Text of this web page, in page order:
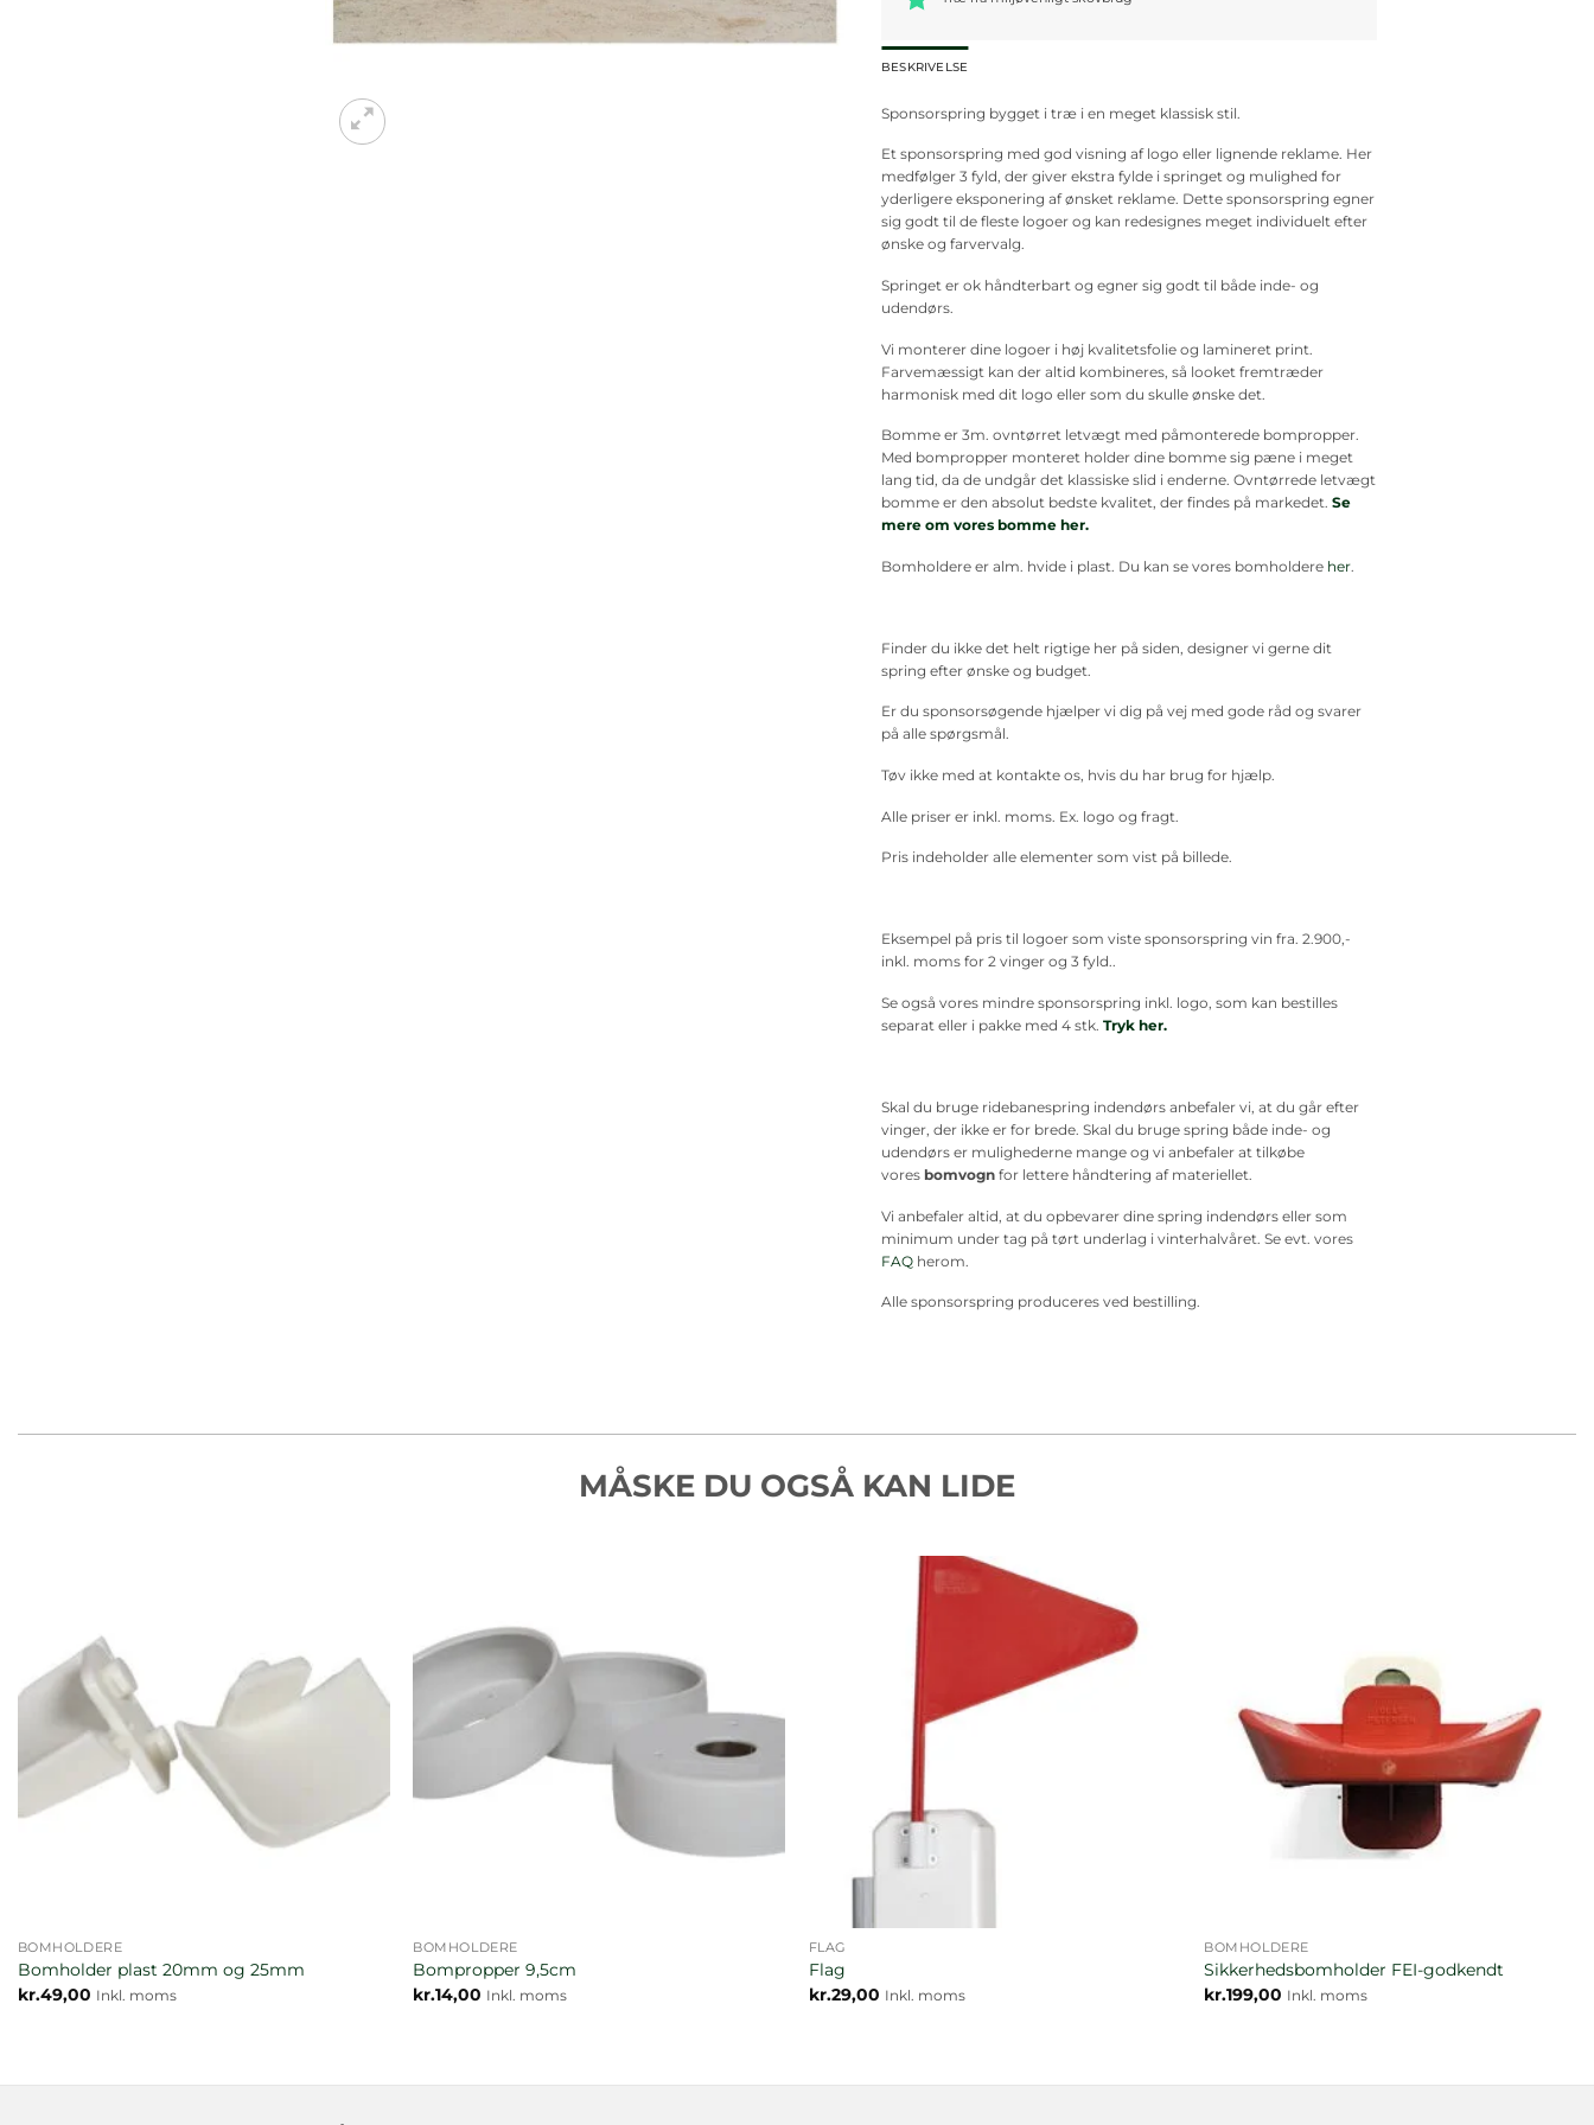
BESKRIVELSE
Sponsorspring bygget i træ i en meget klassisk stil.
Et sponsorspring med god visning af logo eller lignende reklame. Her
medfølger 3 fyld, der giver ekstra fylde i springet og mulighed for
yderligere eksponering af ønsket reklame. Dette sponsorspring egner
sig godt til de fleste logoer og kan redesignes meget individuelt efter
ønske og farvervalg.
Springet er ok håndterbart og egner sig godt til både inde- og
udendørs.
Vi monterer dine logoer i høj kvalitetsfolie og lamineret print.
Farvemæssigt kan der altid kombineres, så looket fremtræder
harmonisk med dit logo eller som du skulle ønske det.
Bomme er 3m. ovntørret letvægt med påmonterede bompropper.
Med bompropper monteret holder dine bomme sig pæne i meget
lang tid, da de undgår det klassiske slid i enderne. Ovntørrede letvægt
bomme er den absolut bedste kvalitet, der findes på markedet. Se
mere om vores bomme her.
Bomholdere er alm. hvide i plast. Du kan se vores bomholdere her
Finder du ikke det helt rigtige her på siden, designer vi gerne dit
spring efter ønske og budget.
Er du sponsorsøgende hjælper vi dig på vej med gode råd og svarer
på alle spørgsmål.
Tøv ikke med at kontakte os, hvis du har brug for hjælp.
Alle priser er inkl. moms. Ex. logo og fragt.
Pris indeholder alle elementer som vist på billede.
Eksempel på pris til logoer som viste sponsorspring vin fra. 2.900,-
inkl. moms for 2 vinger og 3 fyld..
Se også vores mindre sponsorspring inkl. logo, som kan bestilles
separat eller i pakke med 4 stk. Tryk her.
Skal du bruge ridebanespring indendørs anbefaler vi, at du går efter
vinger, der ikke er for brede. Skal du bruge spring både inde- og
udendørs er mulighederne mange og vi anbefaler at tilkøbe
vores bomvogn for lettere håndtering af materiellet.
Vi anbefaler altid, at du opbevarer dine spring indendørs eller som
minimum under tag på tørt underlag i vinterhalvåret. Se evt. vores
FAQ herom.
Alle sponsorspring produceres ved bestilling.
MÅSKE DU OGSÅ KAN LIDE
BOMHOLDERE
Bomholder plast 20mm og 25mm
kr.49,00 Inkl. moms
BOMHOLDERE
Bompropper 9,5cm
kr.14,00 Inkl. moms
FLAG
Flag
kr.29,00 Inkl. moms
BOMHOLDERE
Sikkerhedsbomholder FEI-godkendt
kr.199,00 Inkl. moms